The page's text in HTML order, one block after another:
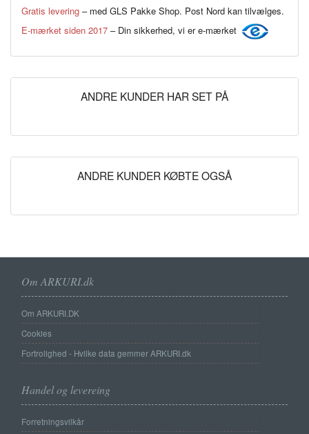
Gratis levering – med GLS Pakke Shop. Post Nord kan tilvælges.
E-mærket siden 2017 – Din sikkerhed, vi er e-mærket
ANDRE KUNDER HAR SET PÅ
ANDRE KUNDER KØBTE OGSÅ
Om ARKURI.dk
Om ARKURI.DK
Cookies
Fortrolighed - Hvilke data gemmer ARKURI.dk
Handel og levereing
Forretningsvilkår